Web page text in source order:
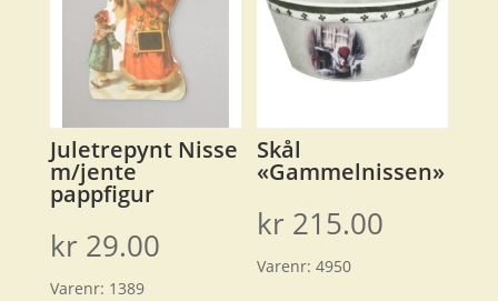
Juletrepynt Nisse
m/jente
pappfigur
kr 29.00
Varenr: 1389
Skål
«Gammelnissen»
kr 215.00
Varenr:4950